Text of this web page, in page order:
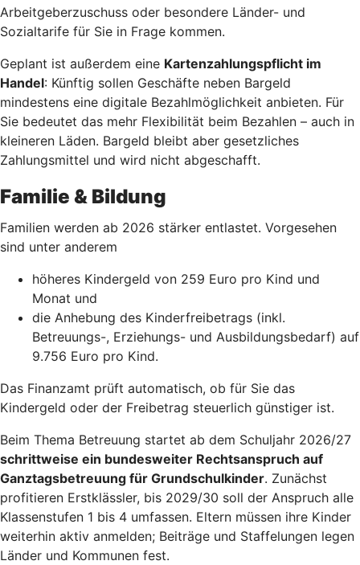
Arbeitgeberzuschuss oder besondere Länder- und
Sozialtarife für Sie in Frage kommen.
Geplant ist außerdem eine Kartenzahlungspflicht im
Handel: Künftig sollen Geschäfte neben Bargeld
mindestens eine digitale Bezahlmöglichkeit anbieten. Für
Sie bedeutet das mehr Flexibilität beim Bezahlen – auch in
kleineren Läden. Bargeld bleibt aber gesetzliches
Zahlungsmittel und wird nicht abgeschafft.
Familie & Bildung
Familien werden ab 2026 stärker entlastet. Vorgesehen
sind unter anderem
höheres Kindergeld von 259 Euro pro Kind und
Monat und
die Anhebung des Kinderfreibetrags (inkl.
Betreuungs-, Erziehungs- und Ausbildungsbedarf) auf
9.756 Euro pro Kind.
Das Finanzamt prüft automatisch, ob für Sie das
Kindergeld oder der Freibetrag steuerlich günstiger ist.
Beim Thema Betreuung startet ab dem Schuljahr 2026/27
schrittweise ein bundesweiter Rechtsanspruch auf
Ganztagsbetreuung für Grundschulkinder. Zunächst
profitieren Erstklässler, bis 2029/30 soll der Anspruch alle
Klassenstufen 1 bis 4 umfassen. Eltern müssen ihre Kinder
weiterhin aktiv anmelden; Beiträge und Staffelungen legen
Länder und Kommunen fest.